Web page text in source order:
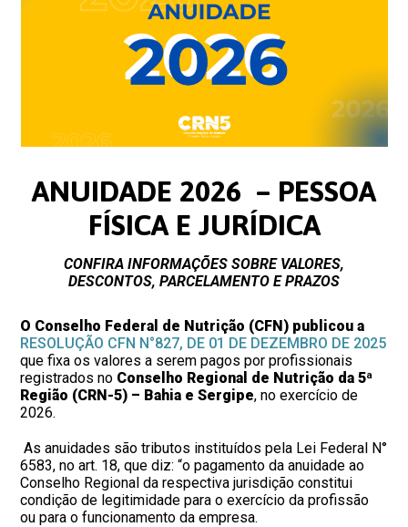
ANUIDADE 2026 – PESSOA
FÍSICA E JURÍDICA
CONFIRA INFORMAÇÕES SOBRE VALORES,
DESCONTOS, PARCELAMENTO E PRAZOS
O Conselho Federal de Nutrição (CFN) publicou a
RESOLUÇÃO CFN N°827, DE 01 DE DEZEMBRO DE 2025
que fixa os valores a serem pagos por profissionais
registrados no Conselho Regional de Nutrição da 5ª
Região (CRN-5) – Bahia e Sergipe, no exercício de
2026.
As anuidades são tributos instituídos pela Lei Federal N°
6583, no art. 18, que diz: “o pagamento da anuidade ao
Conselho Regional da respectiva jurisdição constitui
condição de legitimidade para o exercício da profissão
ou para o funcionamento da empresa.